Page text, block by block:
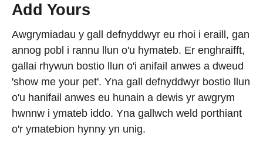
Add Yours
Awgrymiadau y gall defnyddwyr eu rhoi i eraill, gan
annog pobl i rannu llun o'u hymateb. Er enghraifft,
gallai rhywun bostio llun o'i anifail anwes a dweud
'show me your pet'. Yna gall defnyddwyr bostio llun
o'u hanifail anwes eu hunain a dewis yr awgrym
hwnnw i ymateb iddo. Yna gallwch weld porthiant
o'r ymatebion hynny yn unig.